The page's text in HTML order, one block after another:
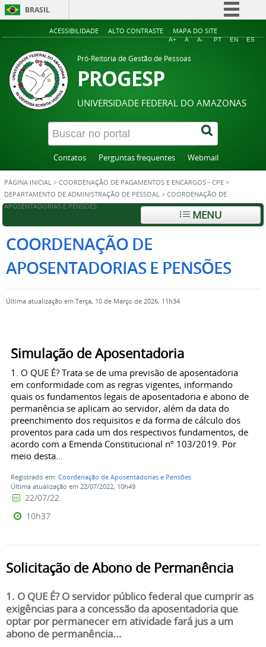
BRASIL
Simplifique!
Acesso à informação
Legislação
Canais
ACESSIBILIDADE ALTO CONTRASTE MAPA DO SITE
A+ A A- PT EN ES
Pró-Reitoria de Gestão de Pessoas
PROGESP
UNIVERSIDADE FEDERAL DO AMAZONAS
Contatos Perguntas frequentes Webmail
PÁGINA INICIAL > COORDENAÇÃO DE PAGAMENTOS E ENCARGOS - CPE >
DEPARTAMENTO DE ADMINISTRAÇÃO DE PESSOAL > COORDENAÇÃO DE
APOSENTADORIAS E PENSÕES
MENU
COORDENAÇÃO DE
APOSENTADORIAS E PENSÕES
Última atualização em Terça, 10 de Março de 2026, 11h34
Simulação de Aposentadoria
1. O QUE É? Trata se de uma previsão de aposentadoria
em conformidade com as regras vigentes, informando
quais os fundamentos legais de aposentadoria e abono de
permanência se aplicam ao servidor, além da data do
preenchimento dos requisitos e da forma de cálculo dos
proventos para cada um dos respectivos fundamentos, de
acordo com a Emenda Constitucional nº 103/2019. Por
meio desta...
Registrado em: Coordenação de Aposentadorias e Pensões
Última atualização em 22/07/2022, 10h49
22/07/22
10h37
Solicitação de Abono de Permanência
1. O QUE É? O servidor público federal que cumprir as
exigências para a concessão da aposentadoria que
optar por permanecer em atividade fará jus a um
abono de permanência...